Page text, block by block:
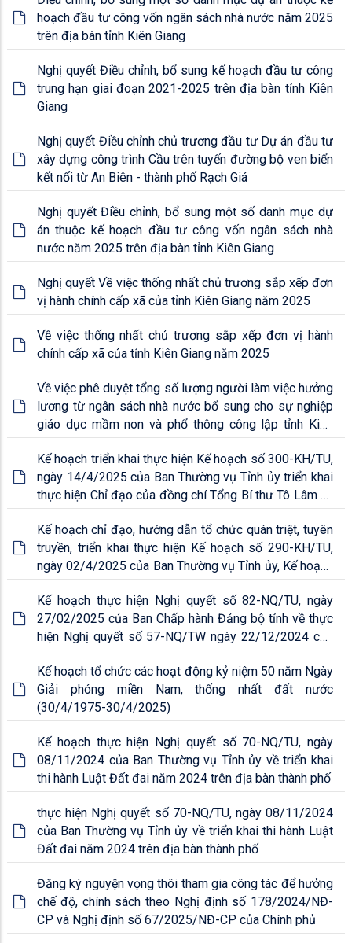
hoạch đầu tư công vốn ngân sách nhà nước năm 2025
trên địa bàn tỉnh Kiên Giang
Nghị quyết Điều chỉnh, bổ sung kế hoạch đầu tư công
trung hạn giai đoạn 2021-2025 trên địa bàn tỉnh Kiên
Giang
Nghị quyết Điều chỉnh chủ trương đầu tư Dự án đầu tư
xây dựng công trình Cầu trên tuyến đường bộ ven biển
kết nối từ An Biên - thành phố Rạch Giá
Nghị quyết Điều chỉnh, bổ sung một số danh mục dự
án thuộc kế hoạch đầu tư công vốn ngân sách nhà
nước năm 2025 trên địa bàn tỉnh Kiên Giang
Nghị quyết Về việc thống nhất chủ trương sắp xếp đơn
vị hành chính cấp xã của tỉnh Kiên Giang năm 2025
Về việc thống nhất chủ trương sắp xếp đơn vị hành
chính cấp xã của tỉnh Kiên Giang năm 2025
Về việc phê duyệt tổng số lượng người làm việc hưởng
lương từ ngân sách nhà nước bổ sung cho sự nghiệp
giáo dục mầm non và phổ thông công lập tỉnh Kiên
Giang năm học 2024 - 2025
Kế hoạch triển khai thực hiện Kế hoạch số 300-KH/TU,
ngày 14/4/2025 của Ban Thường vụ Tỉnh ủy triển khai
thực hiện Chỉ đạo của đồng chí Tổng Bí thư Tô Lâm về
công tác kiểm tra, giám sát và thi hành lỷ luật Đảng
theo Kế hoạch số 219-KH/UBKTTW, ngày 14/3/20
Kế hoạch chỉ đạo, hướng dẫn tổ chức quán triệt, tuyên
truyền, triển khai thực hiện Kế hoạch số 290-KH/TU,
ngày 02/4/2025 của Ban Thường vụ Tỉnh ủy, Kế hoạch
số 14-KH/BTGDVTW của Ban Tuyên giáo và Dân vận
Trung ương
Kế hoạch thực hiện Nghị quyết số 82-NQ/TU, ngày
27/02/2025 của Ban Chấp hành Đảng bộ tỉnh về thực
hiện Nghị quyết số 57-NQ/TW ngày 22/12/2024 của
Bộ Chính trị về đột phá phát triển khoa học, công nghệ,
đổi mới sáng tạo và chuyển đổi số quốc gia
Kế hoạch tổ chức các hoạt động kỷ niệm 50 năm Ngày
Giải phóng miền Nam, thống nhất đất nước
(30/4/1975-30/4/2025)
Kế hoạch thực hiện Nghị quyết số 70-NQ/TU, ngày
08/11/2024 của Ban Thường vụ Tỉnh ủy về triển khai
thi hành Luật Đất đai năm 2024 trên địa bàn thành phố
thực hiện Nghị quyết số 70-NQ/TU, ngày 08/11/2024
của Ban Thường vụ Tỉnh ủy về triển khai thi hành Luật
Đất đai năm 2024 trên địa bàn thành phố
Đăng ký nguyện vọng thôi tham gia công tác để hưởng
chế độ, chính sách theo Nghị định số 178/2024/NĐ-
CP và Nghị định số 67/2025/NĐ-CP của Chính phủ